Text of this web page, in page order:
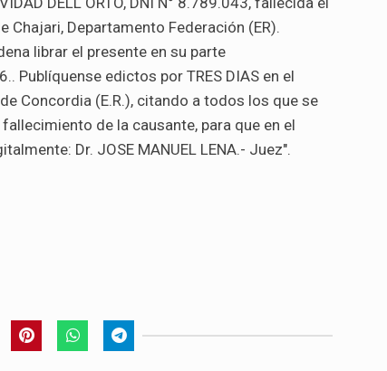
Departamento Federación (ER).
librar el presente en su parte
Publíquense edictos por TRES DIAS en el
Concordia (E.R.), citando a todos los que se
de la causante, para que en el
Dr. JOSE MANUEL LENA.- Juez".